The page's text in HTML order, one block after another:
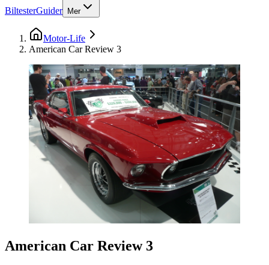
BiltesterGuider Mer
Motor-Life
American Car Review 3
American Car Review 3